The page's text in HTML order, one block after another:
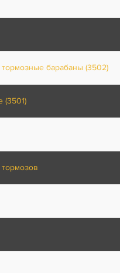
барабаны (3502)
(3501)